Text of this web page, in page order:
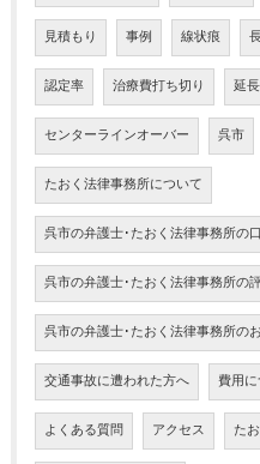
見積もり 事例 線状痕
認定率 治療費打ち切り 延長
センターラインオーバー 呉市
たおく法律事務所について
呉市の弁護士･たおく法律事務所の
呉市の弁護士･たおく法律事務所の
呉市の弁護士･たおく法律事務所の
交通事故に遭われた方へ 費用
よくある質問 アクセス た